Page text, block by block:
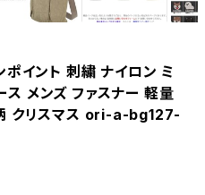
イント 刺繍 ナイロン ミ
ス メンズ ファスナー 軽量
クリスマス ori-a-bg127-